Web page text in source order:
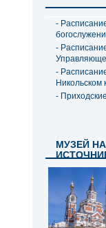
-
-
-
-
МУЗЕЙ